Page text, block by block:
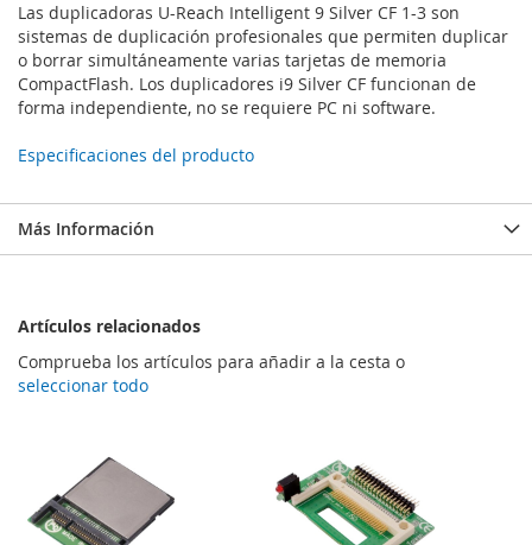
Las duplicadoras U-Reach Intelligent 9 Silver CF 1-3 son
sistemas de duplicación profesionales que permiten duplicar
o borrar simultáneamente varias tarjetas de memoria
CompactFlash. Los duplicadores i9 Silver CF funcionan de
forma independiente, no se requiere PC ni software.
Especificaciones del producto
Más Información
Artículos relacionados
Comprueba los artículos para añadir a la cesta o
seleccionar todo